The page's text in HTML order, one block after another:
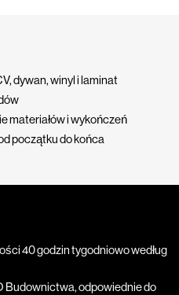
dywan, winyl i laminat
materiałów i wykończeń
początku do końca
40 godzin tygodniowo według
Budownictwa, odpowiednie do